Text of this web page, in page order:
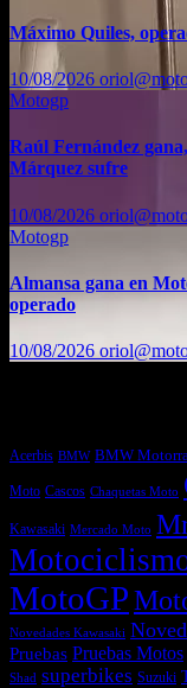
Máximo Quiles,
10/08/2026
Motogp
Raúl Fernández
Márquez sufre
10/08/2026
Motogp
Almansa gana en
operado
10/08/2026
Acerbis BMW BMW
Moto Cascos Chaquetas Moto
Kawasaki Mercado Moto
MotoGP
Novedades Kawasaki
Pruebas Pruebas Motos
Shad superbikes Suzuki